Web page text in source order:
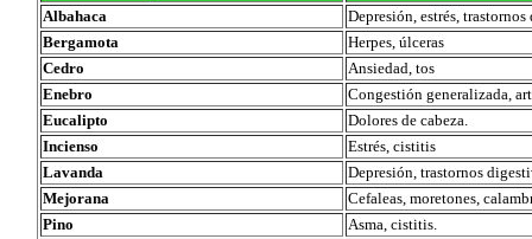
Albahaca
Depresión, estrés,
Bergamota
Herpes, úlceras
Cedro
Ansiedad, tos
Enebro
Congestión generalizada,
Eucalipto
Dolores de cabeza.
Incienso
Estrés, cistitis
Lavanda
Depresión, trastornos
Mejorana
Cefaleas, moretones,
Pino
Asma, cistitis.